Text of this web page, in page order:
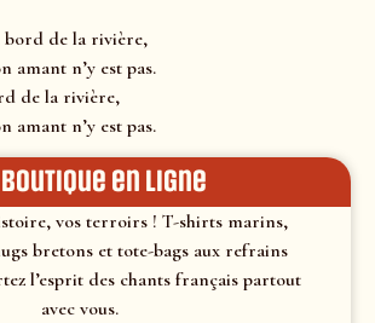
bord de la rivière,
amant n’y est pas.
de la rivière,
amant n’y est pas.
Boutique en ligne
vos terroirs ! T-shirts marins,
bretons et tote-bags aux refrains
l’esprit des chants français partout
avec vous.